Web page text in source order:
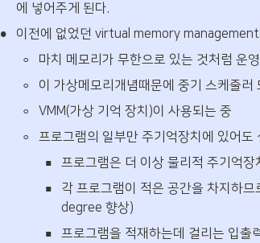
에 넣어주게 된다.
• 이전에 없었던 virtual memory
◦ 마치 메모리가 무한으로 있는 것처럼 운
◦ 이 가상메모리개념때문에 중기 스케줄러
◦ VMM(가상 기억 장치)이 사용되는 중
◦ 프로그램의 일부만 주기억장치에 있어도
▪ 프로그램은 더 이상 물리적 주기억
▪
각 프로그램이 적은 공간을 차지하
degree 향상)
▪ 프로그램을 적재하는데 걸리는 입출